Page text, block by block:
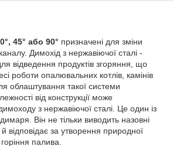
45° або 90° призначені для зміни
Димохід з нержавіючої сталі -
відведення продуктів згоряння, що
роботи опалювальних котлів, камінів
облаштування такої системи
від конструкції може
з нержавіючої сталі. Це один із
Він не тільки виводить назовні
відповідає за утворення природної
палива.